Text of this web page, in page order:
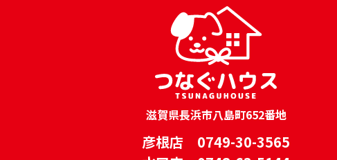
滋賀県長浜市八島町652番地
彦根店 0749-30-3565